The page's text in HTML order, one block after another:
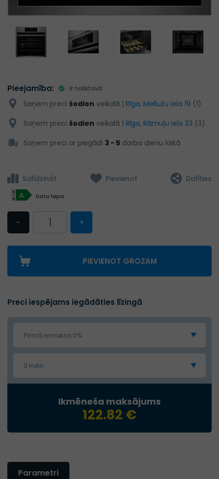
Pieejamība: Ir noliktavā
Saņem preci šodien veikalā | Rīga, Mellužu iela 19 (1)
Saņem preci šodien veikalā | Rīga, Rāmuļu iela 33 (3)
Saņem preci ar piegādi 3 - 5 darba dienu laikā
Salīdzināt Pievienot Dalīties
A Datu lapa
− +
PIEVIENOT GROZAM
Preci iespējams iegādāties līzingā
Pirmā iemaksa 0%
3 mēn.
Ikmēneša maksājums
122.82 €
Parametri